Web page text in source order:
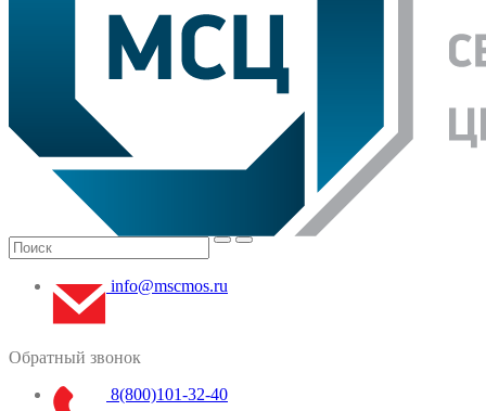
info@mscmos.ru
Обратный звонок
8(800)101-32-40